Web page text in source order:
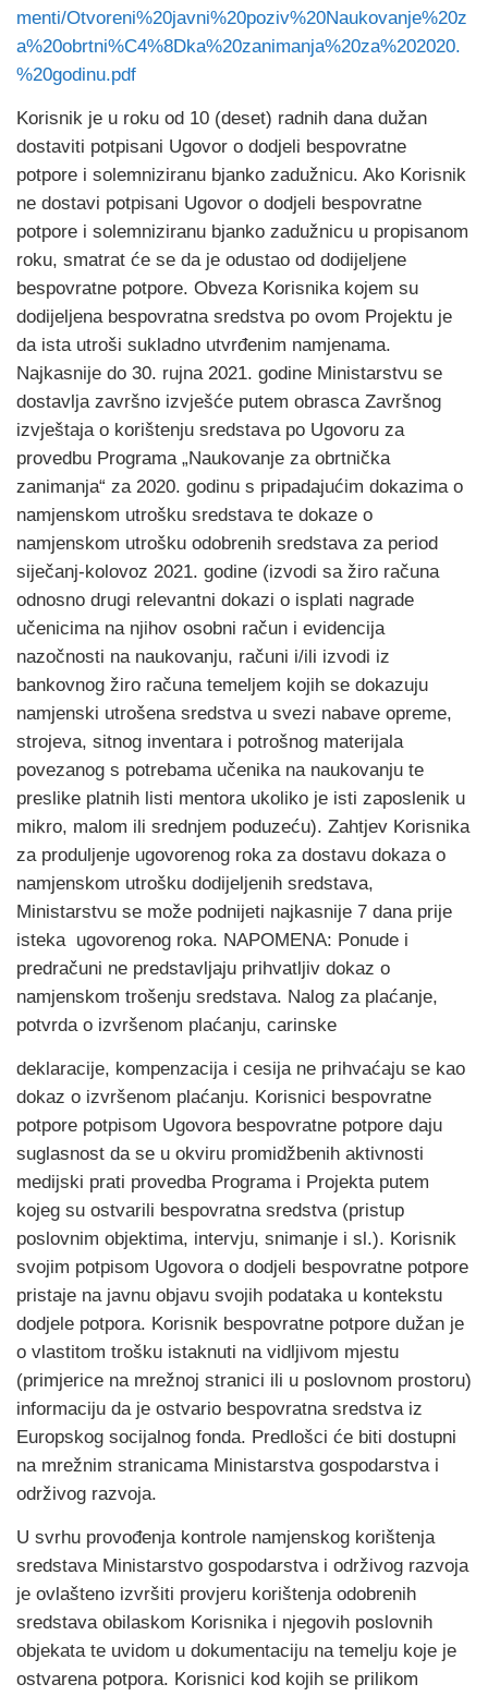
menti/Otvoreni%20javni%20poziv%20Naukovanje%20z
a%20obrtni%C4%8Dka%20zanimanja%20za%202020.
%20godinu.pdf
Korisnik je u roku od 10 (deset) radnih dana dužan
dostaviti potpisani Ugovor o dodjeli bespovratne
potpore i solemniziranu bjanko zadužnicu. Ako Korisnik
ne dostavi potpisani Ugovor o dodjeli bespovratne
potpore i solemniziranu bjanko zadužnicu u propisanom
roku, smatrat će se da je odustao od dodijeljene
bespovratne potpore. Obveza Korisnika kojem su
dodijeljena bespovratna sredstva po ovom Projektu je
da ista utroši sukladno utvrđenim namjenama.
Najkasnije do 30. rujna 2021. godine Ministarstvu se
dostavlja završno izvješće putem obrasca Završnog
izvještaja o korištenju sredstava po Ugovoru za
provedbu Programa „Naukovanje za obrtnička
zanimanja“ za 2020. godinu s pripadajućim dokazima o
namjenskom utrošku sredstava te dokaze o
namjenskom utrošku odobrenih sredstava za period
siječanj-kolovoz 2021. godine (izvodi sa žiro računa
odnosno drugi relevantni dokazi o isplati nagrade
učenicima na njihov osobni račun i evidencija
nazočnosti na naukovanju, računi i/ili izvodi iz
bankovnog žiro računa temeljem kojih se dokazuju
namjenski utrošena sredstva u svezi nabave opreme,
strojeva, sitnog inventara i potrošnog materijala
povezanog s potrebama učenika na naukovanju te
preslike platnih listi mentora ukoliko je isti zaposlenik u
mikro, malom ili srednjem poduzeću). Zahtjev Korisnika
za produljenje ugovorenog roka za dostavu dokaza o
namjenskom utrošku dodijeljenih sredstava,
Ministarstvu se može podnijeti najkasnije 7 dana prije
isteka ugovorenog roka. NAPOMENA: Ponude i
predračuni ne predstavljaju prihvatljiv dokaz o
namjenskom trošenju sredstava. Nalog za plaćanje,
potvrda o izvršenom plaćanju, carinske
deklaracije, kompenzacija i cesija ne prihvaćaju se kao
dokaz o izvršenom plaćanju. Korisnici bespovratne
potpore potpisom Ugovora bespovratne potpore daju
suglasnost da se u okviru promidžbenih aktivnosti
medijski prati provedba Programa i Projekta putem
kojeg su ostvarili bespovratna sredstva (pristup
poslovnim objektima, intervju, snimanje i sl.). Korisnik
svojim potpisom Ugovora o dodjeli bespovratne potpore
pristaje na javnu objavu svojih podataka u kontekstu
dodjele potpora. Korisnik bespovratne potpore dužan je
o vlastitom trošku istaknuti na vidljivom mjestu
(primjerice na mrežnoj stranici ili u poslovnom prostoru)
informaciju da je ostvario bespovratna sredstva iz
Europskog socijalnog fonda. Predlošci će biti dostupni
na mrežnim stranicama Ministarstva gospodarstva i
održivog razvoja.
U svrhu provođenja kontrole namjenskog korištenja
sredstava Ministarstvo gospodarstva i održivog razvoja
je ovlašteno izvršiti provjeru korištenja odobrenih
sredstava obilaskom Korisnika i njegovih poslovnih
objekata te uvidom u dokumentaciju na temelju koje je
ostvarena potpora. Korisnici kod kojih se prilikom